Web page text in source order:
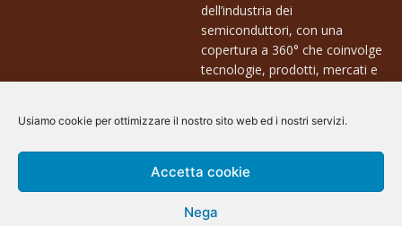
Usiamo cookie per ottimizzare il nostro sito web ed i nostri servizi.
Accetta cookie
Nega
dell’industria dei
semiconduttori, con una
copertura a 360° che coinvolge
tecnologie, prodotti, mercati e
Contatti: